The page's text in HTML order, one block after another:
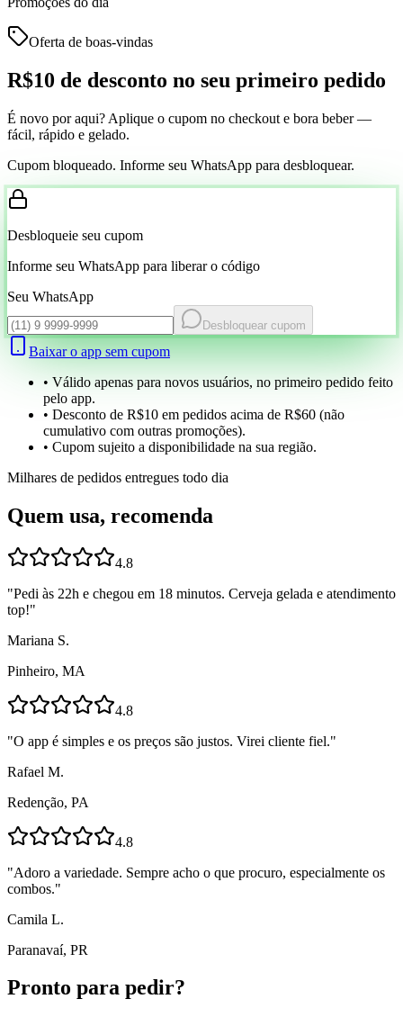
Oferta de boas-vindas
R$10 de desconto no seu primeiro pedido
É novo por aqui? Aplique o cupom no checkout e bora beber —
fácil, rápido e gelado.
Cupom bloqueado. Informe seu WhatsApp para desbloquear.
Desbloqueie seu cupom
Informe seu WhatsApp para liberar o código
Seu WhatsApp
Desbloquear cupom
Baixar o app sem cupom
• Válido apenas para novos usuários, no primeiro pedido feito
pelo app.
• Desconto de R$10 em pedidos acima de R$60 (não
cumulativo com outras promoções).
• Cupom sujeito a disponibilidade na sua região.
Milhares de pedidos entregues todo dia
Quem usa, recomenda
4.8
"Pedi às 22h e chegou em 18 minutos. Cerveja gelada e atendimento
top!"
Mariana S.
Pinheiro, MA
4.8
"O app é simples e os preços são justos. Virei cliente fiel."
Rafael M.
Redenção, PA
4.8
"Adoro a variedade. Sempre acho o que procuro, especialmente os
combos."
Camila L.
Paranavaí, PR
Pronto para pedir?